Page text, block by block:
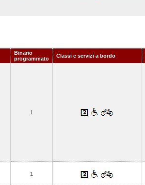
Binario
programmato
Classi e servizi a bordo
1
1